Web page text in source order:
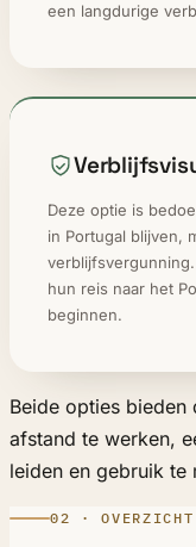
een langdurige
Deze optie is
in Portugal blijven,
hun reis naar het
beginnen.
Beide opties
afstand te werken,
leiden en gebruik te
02 · OVERZICHT